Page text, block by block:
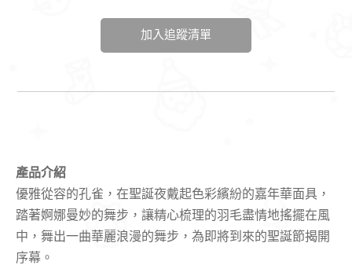
加入追蹤清單
產品介紹
優雅從容的孔雀，在聖誕夜戴起色彩繽紛的嘉年華面具，
踏著婀娜曼妙的舞步，讓精心梳理的羽毛盡情地搖擺在風
中，舞出一曲華麗浪漫的舞步，為即將到來的聖誕節揭開
序幕。